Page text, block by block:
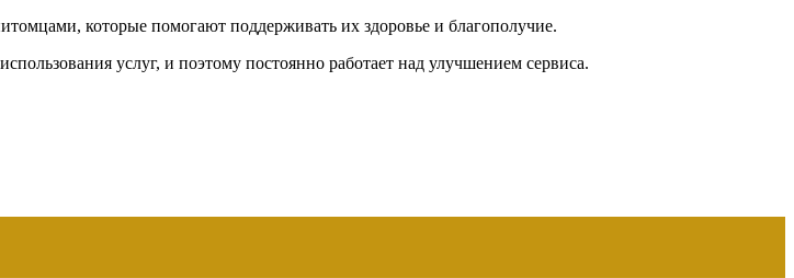
которые помогают поддерживать их здоровье и благополучие.
услуг, и поэтому постоянно работает над улучшением сервиса.